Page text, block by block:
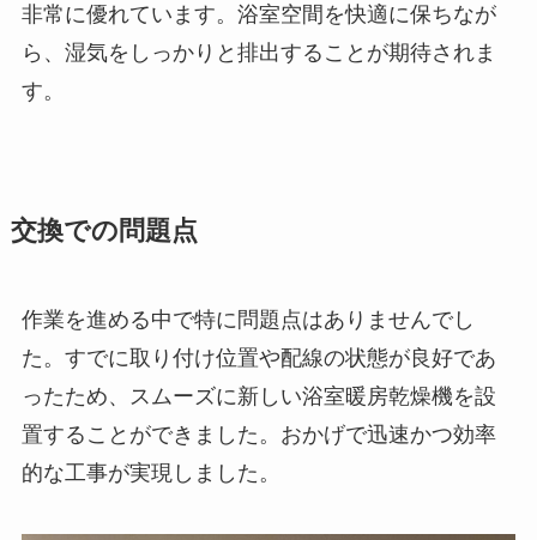
非常に優れています。浴室空間を快適に保ちなが
ら、湿気をしっかりと排出することが期待されま
す。
交換での問題点
作業を進める中で特に問題点はありませんでし
た。すでに取り付け位置や配線の状態が良好であ
ったため、スムーズに新しい浴室暖房乾燥機を設
置することができました。おかげで迅速かつ効率
的な工事が実現しました。